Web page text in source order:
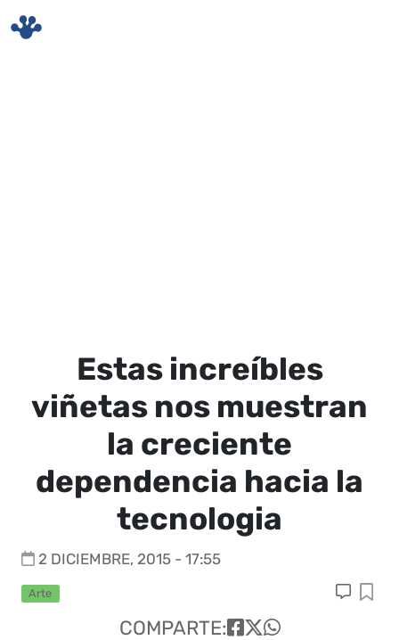
Estas increíbles
viñetas nos muestran
la creciente
dependencia hacia la
tecnologia
2 DICIEMBRE, 2015 - 17:55
Arte
COMPARTE: